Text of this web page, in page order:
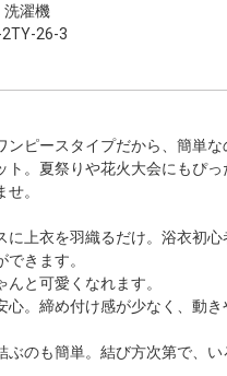
洗濯機
2TY-26-3
ピースタイプだから、簡単な
。夏祭りや花火大会にもぴっ
。
上衣を羽織るだけ。浴衣初
きます。
と可愛くなれます。
。締め付け感が少なく、動
のも簡単。結び方次第で、い